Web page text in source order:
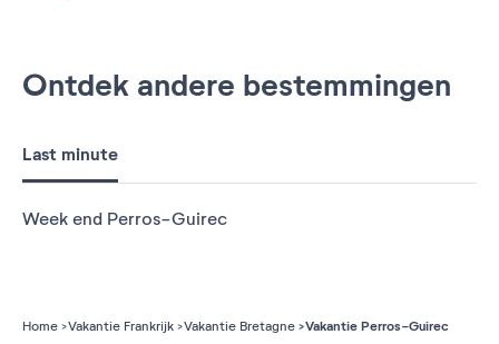
Ontdek andere bestemmingen
Last minute
Week end Perros-Guirec
Home Vakantie Frankrijk Vakantie Bretagne Vakantie Perros-Guirec